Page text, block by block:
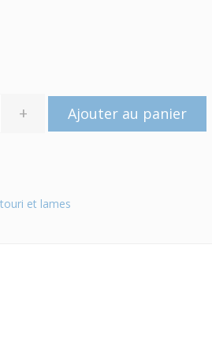
+ Ajouter au panier
et lames